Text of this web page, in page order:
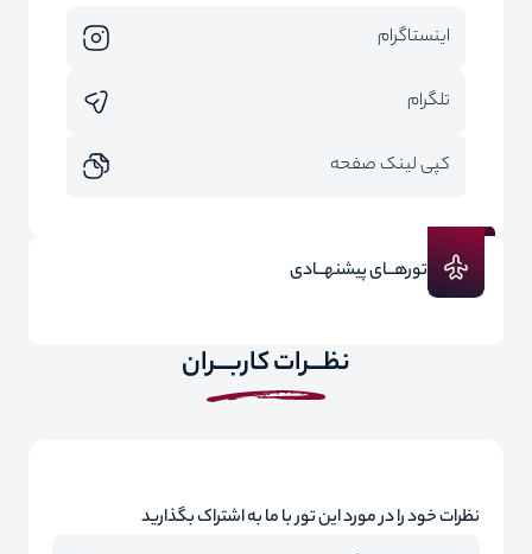
اینستاگرام
تلگرام
کپی لینک صفحه
تورهــای پیشنهــادی
نظـــرات کاربـــران
نظرات خود را در مورد این تور با ما به اشتراک بگذارید